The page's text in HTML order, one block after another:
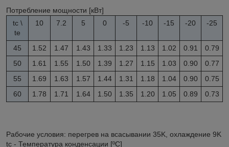
Потребление мощности [кВт]
tc\
te
10 7.2 5 0 -5 -10 -15 -20 -25
45 1.52 1.47 1.43 1.33 1.23 1.13 1.02 0.91
0.79
50
1.61 1.55 1.50 1.39 1.27 1.15 1.03 0.90
0.77
55
1.69 1.63 1.57 1.44 1.31 1.18 1.04 0.90
0.75
60
1.78 1.71 1.64 1.50 1.35 1.20 1.05 0.89 0.73
Рабочие условия: перегрев на всасывании 35K, охлаждение 9K
tc - Температура конденсации [ºC]